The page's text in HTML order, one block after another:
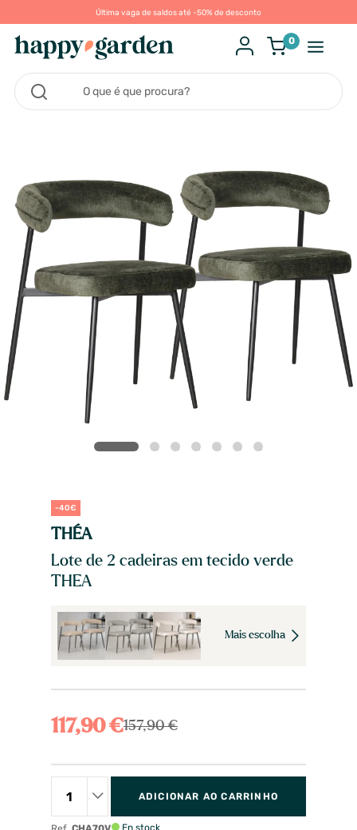
Última vaga de saldos até -50% de desconto
0
-40€
THÉA
Lote de 2 cadeiras em tecido verde
THEA
Mais escolha
117,90 €157,90 €
ADICIONAR AO CARRINHO
En stock